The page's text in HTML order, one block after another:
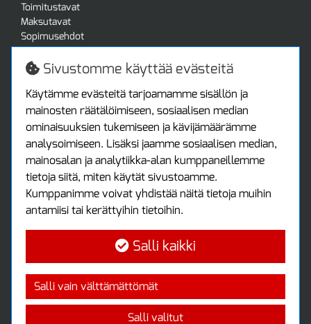
Toimitustavat
Maksutavat
Sopimusehdot
Turvallista ostamista
Jälleenmyyjille
Tax free / verovapaa myynti
Asiakastilini
Asiakastili
Luo tili
Kirjaudu sisään
Ota yhteyttä
Protools Oy
Tuottajankatu 13
Uutiskirje
Tilaa maksuton uutiskirjeemme
Sivustomme käyttää evästeitä
Käytämme evästeitä tarjoamamme sisällön ja
mainosten räätälöimiseen, sosiaalisen median
ominaisuuksien tukemiseen ja kävijämäärämme
analysoimiseen. Lisäksi jaamme sosiaalisen median,
mainosalan ja analytiikka-alan kumppaneillemme
tietoja siitä, miten käytät sivustoamme.
Kumppanimme voivat yhdistää näitä tietoja muihin
antamiisi tai kerättyihin tietoihin.
Salli kaikki
Salli vain välttämättömät
Salli valitut